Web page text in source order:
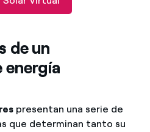
de un
energía
presentan una serie de
que determinan tanto su